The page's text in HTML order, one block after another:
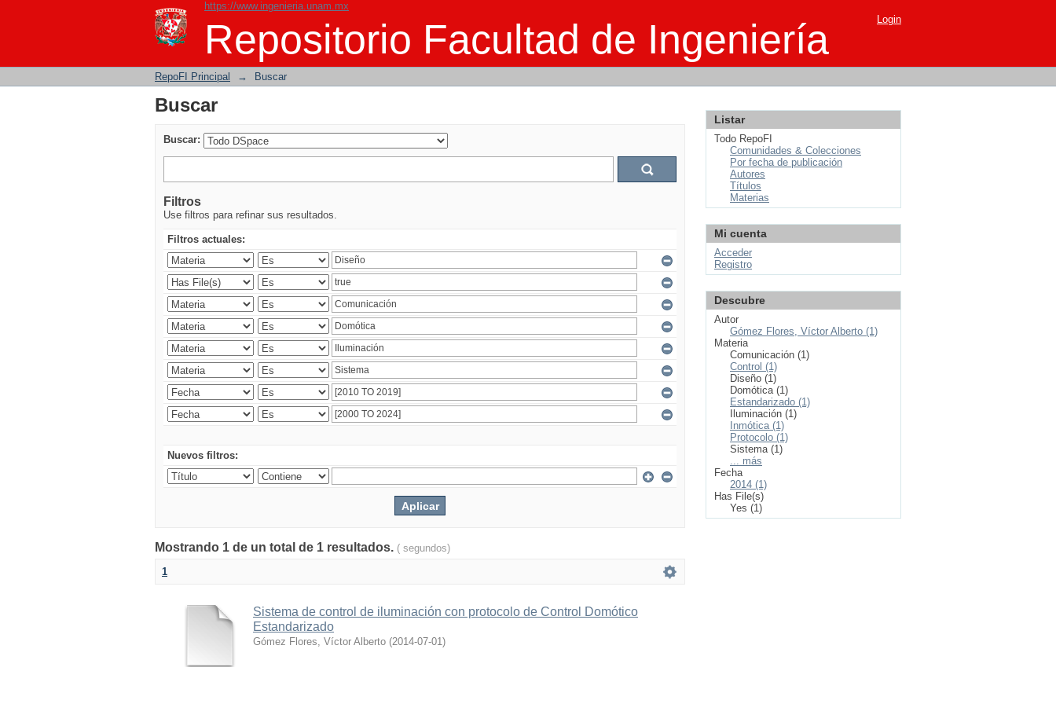
https://www.ingenieria.unam.mx
Repositorio Facultad de Ingeniería
Buscar Login
RepoFI Principal → Buscar
Buscar
Buscar:
Filtros
Use filtros para refinar sus resultados.
Filtros actuales:
Nuevos filtros:
Mostrando 1 de un total de 1 resultados. ( segundos)
1
Sistema de control de iluminación con protocolo de Control Domótico
Estandarizado
Gómez Flores, Víctor Alberto (2014-07-01)
Listar
Todo RepoFI
Comunidades & Colecciones
Por fecha de publicación
Autores
Títulos
Materias
Mi cuenta
Acceder
Registro
Descubre
Autor
Gómez Flores, Víctor Alberto (1)
Materia
Comunicación (1)
Control (1)
Diseño (1)
Domótica (1)
Estandarizado (1)
Iluminación (1)
Inmótica (1)
Protocolo (1)
Sistema (1)
... más
Fecha
2014 (1)
Has File(s)
Yes (1)